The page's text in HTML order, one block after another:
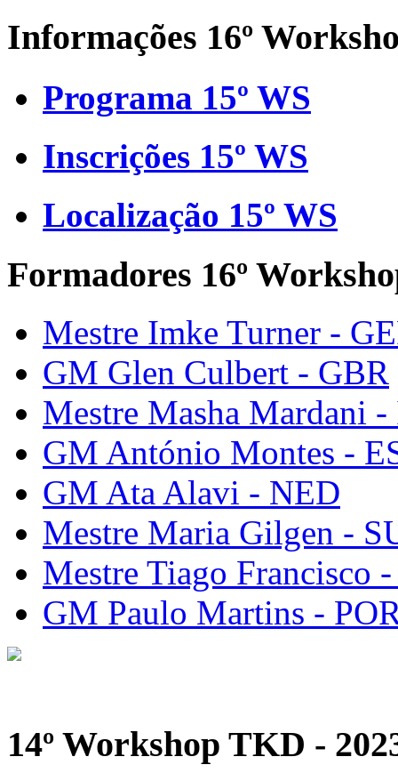
Informações 16º
Programa 15º WS
Inscrições 15º WS
Localização 15º WS
Formadores 16º
Mestre Imke Turner -
GM Glen Culbert - GBR
Mestre Masha Mardani
GM António Montes -
GM Ata Alavi - NED
Mestre Maria Gilgen -
Mestre Tiago Francisco
GM Paulo Martins -
14º Workshop TKD -